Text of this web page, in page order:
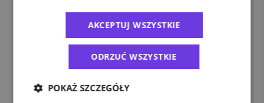
3 … 16 17 18 … 20
AKCEPTUJ WSZYSTKIE
ODRZUĆ WSZYSTKIE
POKAŻ SZCZEGÓŁY